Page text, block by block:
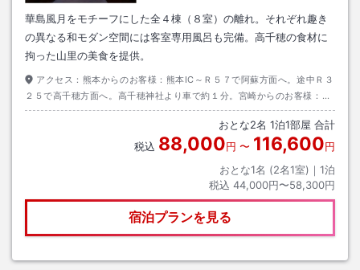
華島風月をモチーフにした全４棟（８室）の離れ。それぞれ趣き
の異なる和モダン空間には客室専用風呂も完備。高千穂の食材に
拘った山里の美食を提供。
アクセス： 熊本からのお客様：熊本IC～Ｒ５７で阿蘇方面へ。途中Ｒ３
２５で高千穂方面へ。高千穂神社より車で約１分。宮崎からのお客様：東
九州自動車道北方IC～Ｒ２１８で高千穂方面へ。高千穂神社より車で約１
おとな2名 1泊1部屋 合計
税込 88,000円 〜 116,600円
おとな1名 (2名1室)｜ 1泊
税込 44,000円〜58,300円
宿泊プランを見る